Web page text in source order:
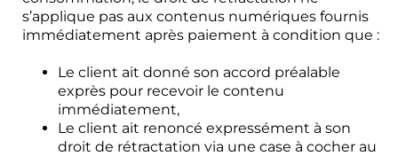
s’applique pas aux contenus numériques fournis
immédiatement après paiement à condition que :
Le client ait donné son accord préalable
exprès pour recevoir le contenu
immédiatement,
Le client ait renoncé expressément à son
droit de rétractation via une case à cocher au